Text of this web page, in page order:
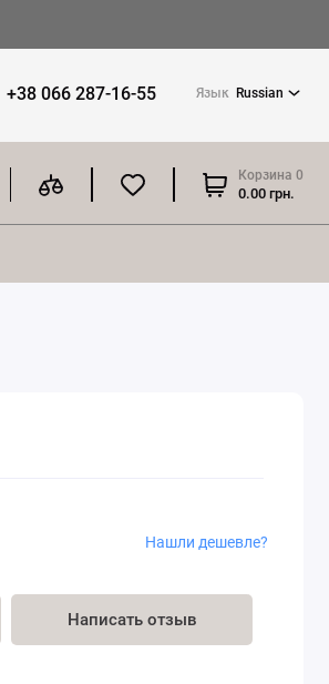
+38 066 287-16-55 Язык Russian
Корзина 0
0.00 грн.
Написать отзыв
Нашли дешевле?